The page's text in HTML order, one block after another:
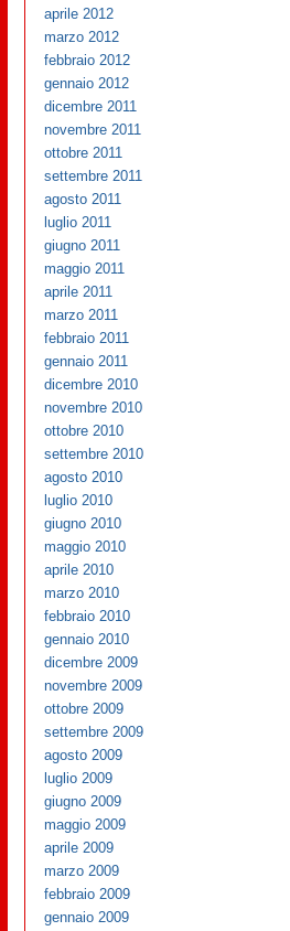
aprile 2012
marzo 2012
febbraio 2012
gennaio 2012
dicembre 2011
novembre 2011
ottobre 2011
settembre 2011
agosto 2011
luglio 2011
giugno 2011
maggio 2011
aprile 2011
marzo 2011
febbraio 2011
gennaio 2011
dicembre 2010
novembre 2010
ottobre 2010
settembre 2010
agosto 2010
luglio 2010
giugno 2010
maggio 2010
aprile 2010
marzo 2010
febbraio 2010
gennaio 2010
dicembre 2009
novembre 2009
ottobre 2009
settembre 2009
agosto 2009
luglio 2009
giugno 2009
maggio 2009
aprile 2009
marzo 2009
febbraio 2009
gennaio 2009